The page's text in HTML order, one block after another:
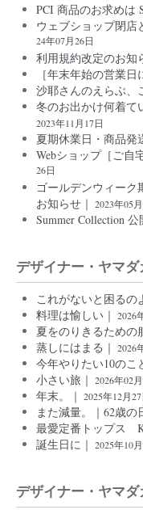
PCI 商品のお求めは
ウェブショップ閉店
24年07月26日
利用規約改定のお知
［年末年始の営業
沙耶さんのえらぶ、
冬のお出かけ何着て
2023年11月17日
夏期休業日・商品発
Webショップ［ご自
26日
ゴールデンウィーク
お知らせ｜ 2023年05
Summer Collection 公
デザイナー・ヤマダ
これがないと困るの
料理は愉しい｜ 2026
夏をのりきるための
蒸しにはまる｜ 2026
今年やりたい10のこ
小さい旅｜ 2026年02
年末。｜ 2025年12月27
また減量。｜62歳の
最愛定番トップス
誕生日に｜ 2025年10
デザイナー・ヤマダ